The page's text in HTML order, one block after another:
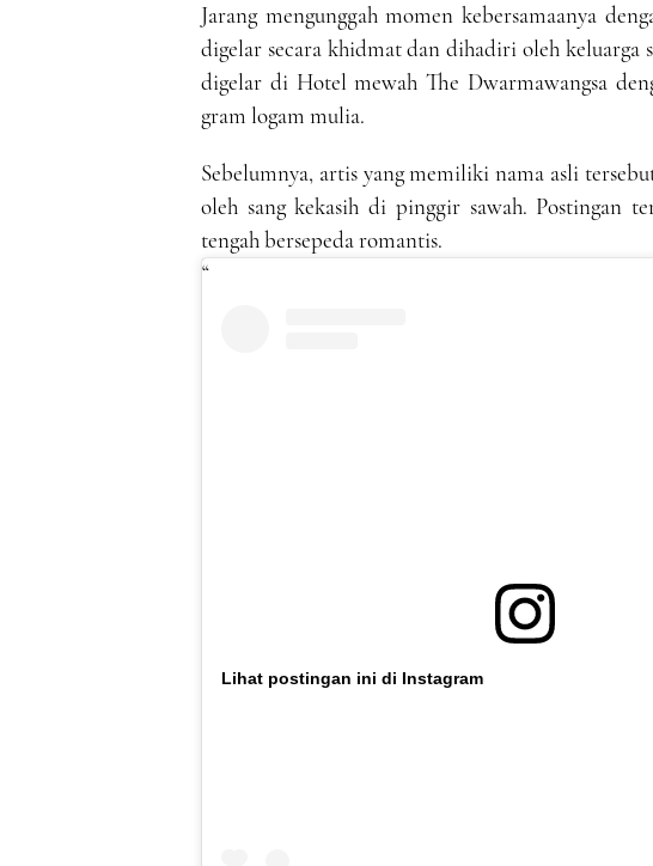
Jarang mengunggah momen kebersamaanya
digelar secara khidmat dan dihadiri oleh keluarga
digelar di Hotel mewah The Dwarmawangsa
gram logam mulia.
Sebelumnya, artis yang memiliki nama asli
oleh sang kekasih di pinggir sawah. Postingan
tengah bersepeda romantis.
Lihat postingan ini di Instagram